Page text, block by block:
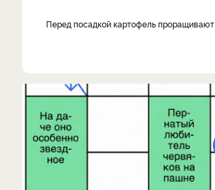
Перед посадкой картофель проращивают